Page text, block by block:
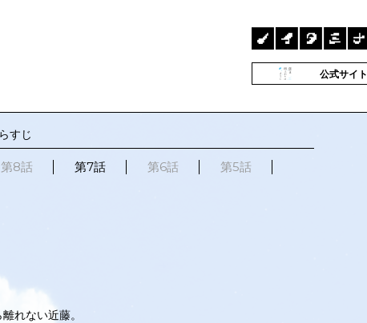
公式サイト
すじ
第8話 第7話 第6話
第5話
れない近藤。